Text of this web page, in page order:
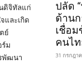
ดิจิทัลแก่
และเกิด
ย์
ร์ม
พัฒนา
ปลัด
ด้านก
เชื่อม
คนไท
31 กรกฎา